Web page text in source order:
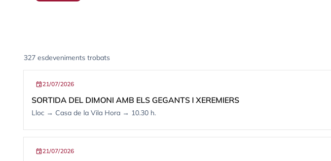
327 esdeveniments trobats
Llistat d'esdeveniments
event21/07/2026
SORTIDA DEL DIMONI AMB ELS GEGANTS I XEREMIERS
Lloc → Casa de la Vila Hora → 10.30 h.
event21/07/2026